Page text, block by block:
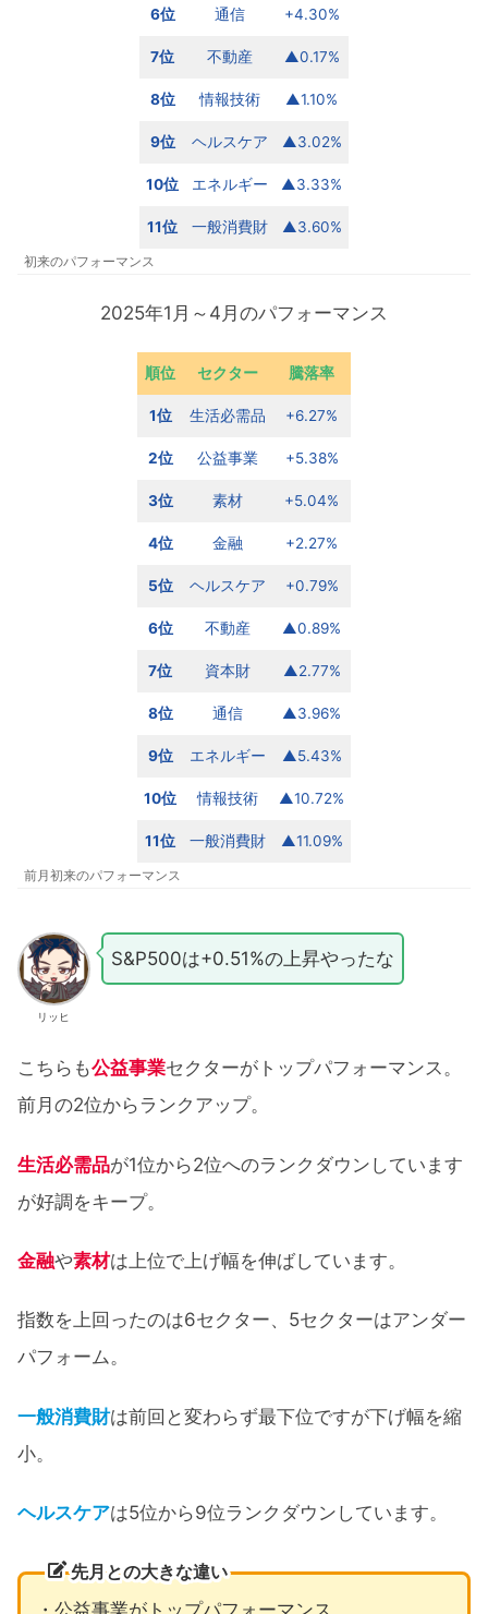
6位 通信 +4.30%
7位 不動産 ▲0.17%
8位 情報技術 ▲1.10%
9位 ヘルスケア ▲3.02%
10位 エネルギー ▲3.33%
11位 一般消費財 ▲3.60%
初来のパフォーマンス
2025年1月～4月のパフォーマンス
順位 セクター 騰落率
1位 生活必需品 +6.27%
2位 公益事業 +5.38%
3位 素材 +5.04%
4位 金融 +2.27%
5位 ヘルスケア +0.79%
6位 不動産 ▲0.89%
7位 資本財 ▲2.77%
8位 通信 ▲3.96%
9位 エネルギー ▲5.43%
10位 情報技術 ▲10.72%
11位 一般消費財 ▲11.09%
前月初来のパフォーマンス
リッヒ
S&P500は+0.51%の上昇やったな
こちらも公益事業セクターがトップパフォーマンス。
前月の2位からランクアップ。
生活必需品が1位から2位へのランクダウンしています
が好調をキープ。
金融や素材は上位で上げ幅を伸ばしています。
指数を上回ったのは6セクター、5セクターはアンダー
パフォーム。
一般消費財は前回と変わらず最下位ですが下げ幅を縮
小。
ヘルスケアは5位から9位ランクダウンしています。
先月との大きな違い